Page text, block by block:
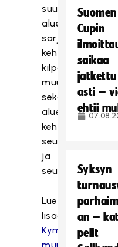
suunnatusta
alueellisen
sarjatoiminnan
kehityskyselystä,
kilpailusääntöjen
sekä
alueellisista
kehitysriihistä,
ja
Lue
lisää:
Kymmenen
Suomen
Cupin
saikaa
jatkettu
asti –
ehtii
Syksyn
an –
pelit